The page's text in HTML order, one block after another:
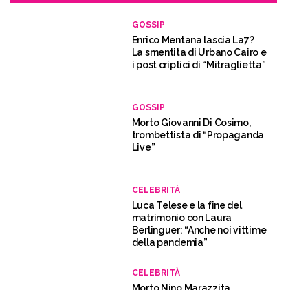
GOSSIP
Enrico Mentana lascia La7?
La smentita di Urbano Cairo e
i post criptici di “Mitraglietta”
GOSSIP
Morto Giovanni Di Cosimo,
trombettista di “Propaganda
Live”
CELEBRITÀ
Luca Telese e la fine del
matrimonio con Laura
Berlinguer: “Anche noi vittime
della pandemia”
CELEBRITÀ